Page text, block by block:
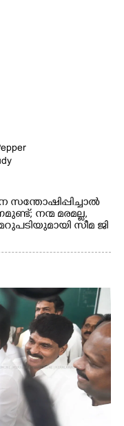
സന്തോഷിപ്പിച്ചാൽ
നന്മ മരമല്ല,
സീമ ജി